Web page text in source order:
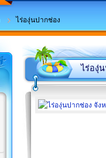
ไร่องุ่นปากช่อง
ไร่องุ่